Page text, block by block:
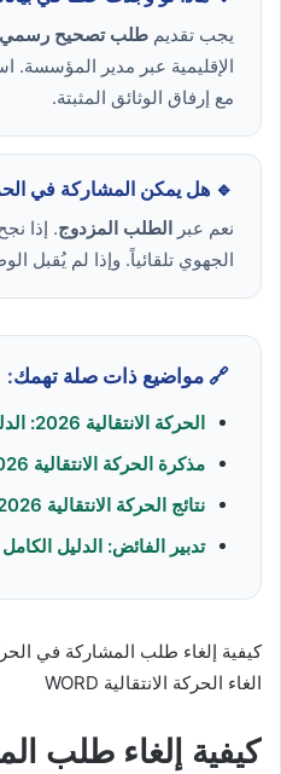
يجب تقديم طلب تصحيح رسمي
الإقليمية عبر مدير المؤسسة.
مع إرفاق الوثائق المثبتة.
🔹 هل يمكن المشاركة في
نعم عبر
الطلب المزدوج. إذا
الجهوي تلقائياً. وإذا لم يُقبل
🔗 مواضيع ذات صلة تهمك:
الحركة الانتقالية 2026: الدليل الشامل للأساتذة
مذكرة الحركة الانتقالية 2026 والوثائق المطلوبة
نتائج الحركة الانتقالية 2026
تدبير الفائض: الدليل الكامل
كيفية إلغاء طلب المشاركة في
الغاء الحركة الانتقالية WORD
كيفية إلغاء طلب